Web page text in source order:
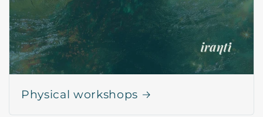
Physical workshops